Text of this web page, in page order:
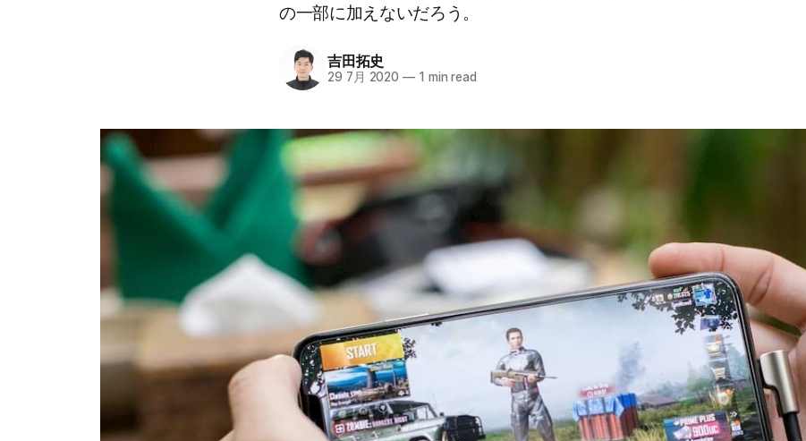
の一部に加えないだろう。
吉田拓史
29 7月 2020 — 1 min read